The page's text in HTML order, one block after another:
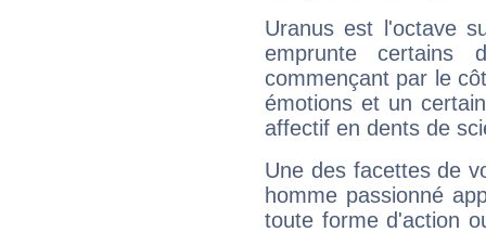
Uranus est l'octave
emprunte
commençant par le
émotions et un
affectif en dents de
Une des facettes de
homme passionné
toute forme d'action